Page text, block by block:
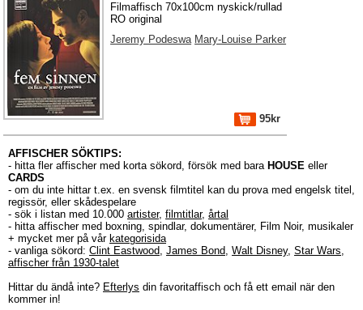
Filmaffisch 70x100cm nyskick/rullad
RO original
Jeremy Podeswa Mary-Louise Parker
95kr
AFFISCHER SÖKTIPS:
- hitta fler affischer med korta sökord, försök med bara HOUSE eller
CARDS
- om du inte hittar t.ex. en svensk filmtitel kan du prova med engelsk titel,
regissör, eller skådespelare
- sök i listan med 10.000 artister, filmtitlar, årtal
- hitta affischer med boxning, spindlar, dokumentärer, Film Noir, musikaler
+ mycket mer på vår kategorisida
- vanliga sökord: Clint Eastwood, James Bond, Walt Disney, Star Wars,
affischer från 1930-talet
Hittar du ändå inte? Efterlys din favoritaffisch och få ett email när den
kommer in!